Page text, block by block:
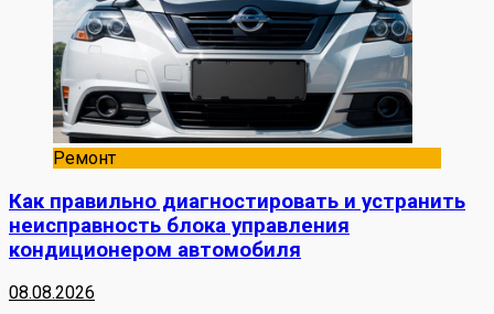
Ремонт
Как правильно диагностировать и устранить
неисправность блока управления
кондиционером автомобиля
08.08.2026